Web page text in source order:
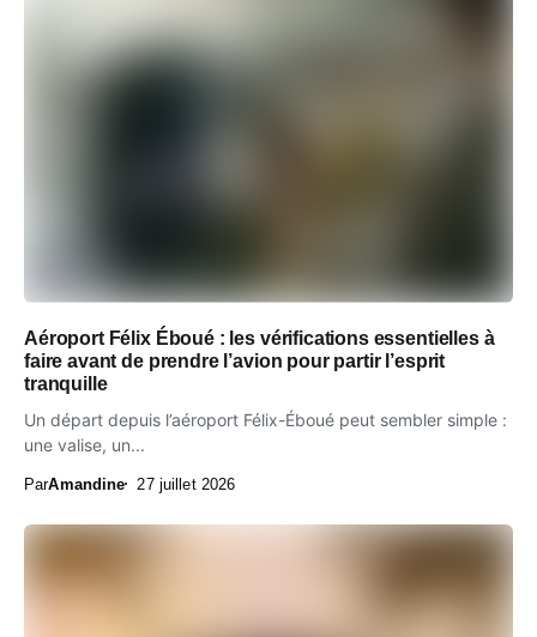
Aéroport Félix Éboué : les vérifications essentielles à
faire avant de prendre l’avion pour partir l’esprit
tranquille
Un départ depuis l’aéroport Félix-Éboué peut sembler simple :
une valise, un...
ParAmandine 27 juillet 2026